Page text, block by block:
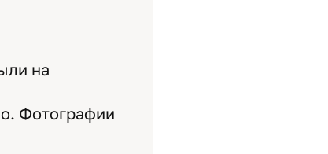
на
Фотографии